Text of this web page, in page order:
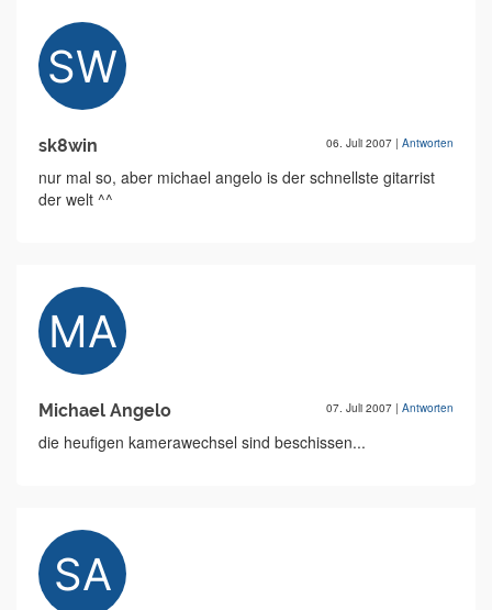
sk8win 06. Juli 2007 | Antworten
nur mal so, aber michael angelo is der schnellste gitarrist
der welt ^^
Michael Angelo 07. Juli 2007 | Antworten
die heufigen kamerawechsel sind beschissen...